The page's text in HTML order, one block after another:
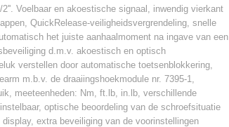
96501820
1,66 Kg
55,80 x 8,10 x 6,60 cm
Voelbaar en akoestische signaal, inwendig vierkant
QuickRelease-veiligheidsvergrendeling, snelle
het juiste aanhaalmoment na ingave van een
d.m.v. akoestisch en optisch
verstellen door automatische toetsenblokkering,
m.b.v. de draaiingshoekmodule nr. 7395-1,
meeteenheden: Nm, ft.lb, in.lb, verschillende
optische beoordeling van de schroefsituatie
extra beveiliging van de voorinstellingen